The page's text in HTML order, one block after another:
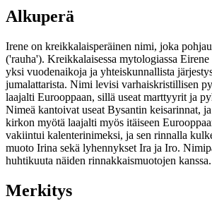
Alkuperä
Irene on kreikkalaisperäinen nimi, joka
('rauha'). Kreikkalaisessa mytologiassa
yksi vuodenaikoja ja yhteiskunnallista
jumalattarista. Nimi levisi varhaiskristillisen
laajalti Eurooppaan, sillä useat marttyyrit ja
Nimeä kantoivat useat Bysantin keisarinnat,
kirkon myötä laajalti myös itäiseen
vakiintui kalenterinimeksi, ja sen rinnalla
muoto Irina sekä lyhennykset Ira ja Iro.
huhtikuuta näiden rinnakkaismuotojen kanssa.
Merkitys